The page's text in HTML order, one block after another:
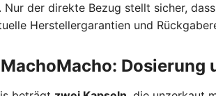
Nur der direkte Bezug stellt sicher,
Herstellergarantien und
Dosierung